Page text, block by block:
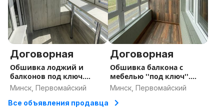
Договорная
Обшивка лоджий и
балконов под ключ.
Недорого
Минск, Первомайский
Договорная
Обшивка балкона с
мебелью ''под ключ''.
Минск
Минск, Первомайский
Все объявления продавца